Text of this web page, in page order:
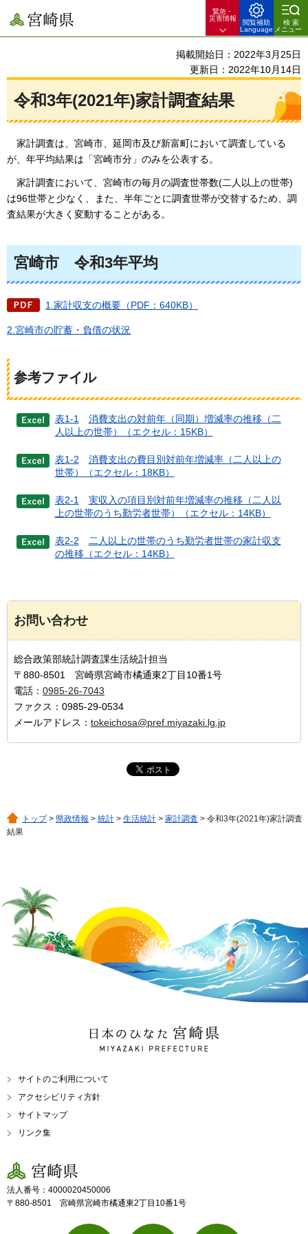
宮崎県
緊急・
災害情報
閲覧補助
Language
検索
メニュー
掲載開始日：2022年3月25日
更新日：2022年10月14日
令和3年(2021年)家計調査結果
家計調査は、宮崎市、延岡市及び新富町において調査している
が、年平均結果は「宮崎市分」のみを公表する。
家計調査において、宮崎市の毎月の調査世帯数(二人以上の世帯)
は96世帯と少なく、また、半年ごとに調査世帯が交替するため、調
査結果が大きく変動することがある。
宮崎市 令和3年平均
1.家計収支の概要（PDF：640KB）
2.宮崎市の貯蓄・負債の状況
参考ファイル
表1-1
消費支出の対前年（同期）増減率の推移（二
人以上の世帯）
（エクセル：15KB）
表1-2
消費支出の費目別対前年増減率（二人以上の
世帯）
（エクセル：18KB）
表2-1
実収入の項目別対前年増減率の推移（二人以
上の世帯のうち勤労者世帯）
（エクセル：14KB）
表2-2
二人以上の世帯のうち勤労者世帯の家計収支
の推移 （エクセル：14KB）
お問い合わせ
総合政策部統計調査課生活統計担当
〒880-8501 宮崎県宮崎市橘通東2丁目10番1号
電話： 0985-26-7043
ファクス：0985-29-0534
メールアドレス： tokeichosa@pref.miyazaki.lg.jp
トップ> 県政情報 > 統計 > 生活統計 > 家計調査 > 令和3年(2021年)家計調査
結果
日本のひなた 宮崎県
MIYAZAKI PREFECTURE
サイトのご利用について
アクセシビリティ方針
サイトマップ
リンク集
宮崎県
法人番号：4000020450006
〒880-8501 宮崎県宮崎市橘通東2丁目10番1号